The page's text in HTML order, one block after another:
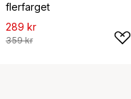
flerfarget
289 kr
359 kr